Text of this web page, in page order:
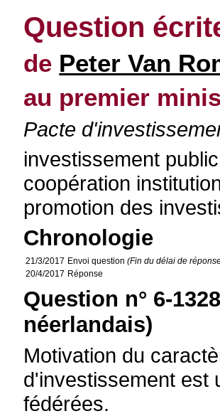
Question
de Peter Van
au premier
Pacte
investissement public
coopération
promotion des
Chronologie
21/3/2017 Envoi question(Fin du délai de
20/4/2017 Réponse
Question n° 6-
néerlandais)
Motivation du
d'investissement est
fédérées.